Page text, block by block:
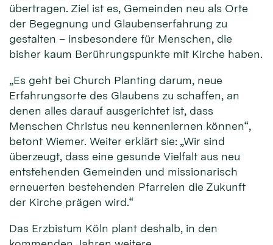
übertragen. Ziel ist es, Gemeinden neu als Orte
der Begegnung und Glaubenserfahrung zu
gestalten – insbesondere für Menschen, die
bisher kaum Berührungspunkte mit Kirche haben.
„Es geht bei Church Planting darum, neue
Erfahrungsorte des Glaubens zu schaffen, an
denen alles darauf ausgerichtet ist, dass
Menschen Christus neu kennenlernen können“,
betont Wiemer. Weiter erklärt sie: „Wir sind
überzeugt, dass eine gesunde Vielfalt aus neu
entstehenden Gemeinden und missionarisch
erneuerten bestehenden Pfarreien die Zukunft
der Kirche prägen wird.“
Das Erzbistum Köln plant deshalb, in den